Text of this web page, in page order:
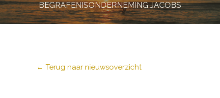
BEGRAFENISONDERNEMING JACOBS
← Terug naar nieuwsoverzicht